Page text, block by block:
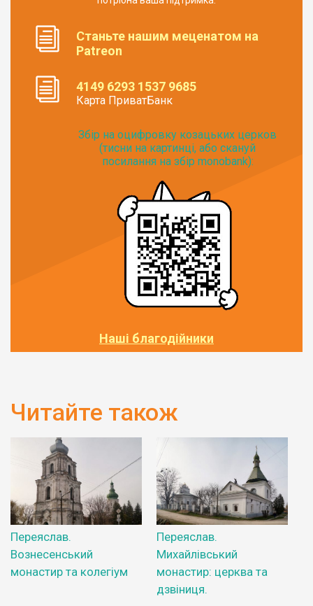
Станьте нашим меценатом на
Patreon
4149 6293 1537 9685
Карта ПриватБанк
Збір на оцифровку козацьких церков
(тисни на картинці, або скануй
посилання на збір monobank):
Наші благодійники
Читайте також
Переяслав.
Вознесенський
монастир та колегіум
Переяслав.
Михайлівський
монастир: церква та
дзвіниця.